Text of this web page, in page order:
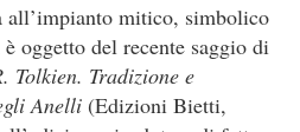
all’impianto mitico, simbolico
oggetto del recente saggio di
Tolkien. Tradizione e
Anelli (Edizioni Bietti,